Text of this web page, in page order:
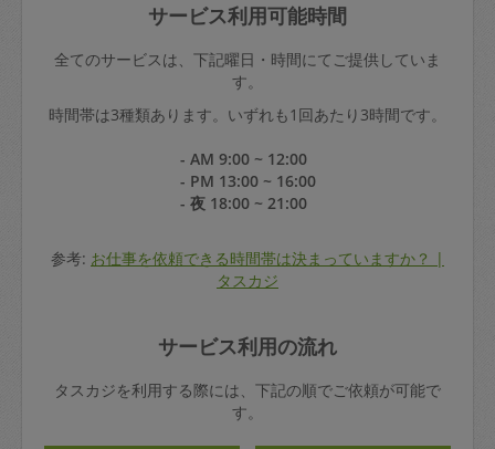
サービス利用可能時間
全てのサービスは、下記曜日・時間にてご提供していま
す。
時間帯は3種類あります。いずれも1回あたり3時間です。
- AM 9:00 ~ 12:00
- PM 13:00 ~ 16:00
- 夜 18:00 ~ 21:00
参考: お仕事を依頼できる時間帯は決まっていますか？ |
タスカジ
サービス利用の流れ
タスカジを利用する際には、下記の順でご依頼が可能で
す。